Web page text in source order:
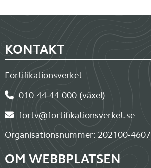
Sidfot
KONTAKT
Fortifikationsverket
010-44 44 000 (växel)
fortv@fortifikationsverket.se
Organisationsnummer: 202100-4607
OM WEBBPLATSEN